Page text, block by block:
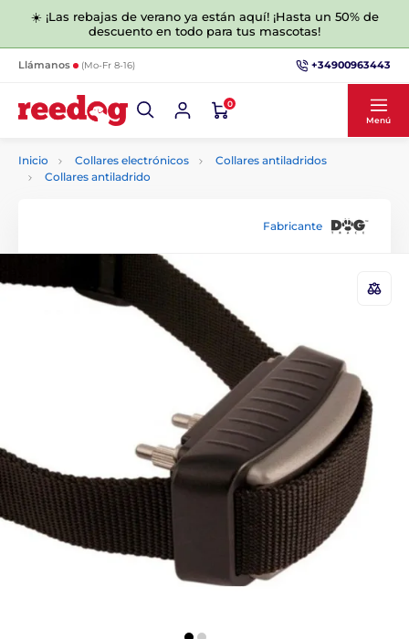
☀️ ¡Las rebajas de verano ya están aquí! ¡Hasta un 50% de
descuento en todo para tus mascotas!
Llámanos (Mo-Fr 8-16) +34900963443
0
Menú
Inicio Collares electrónicos
Collares antiladridos
Collares antiladrido
Fabricante